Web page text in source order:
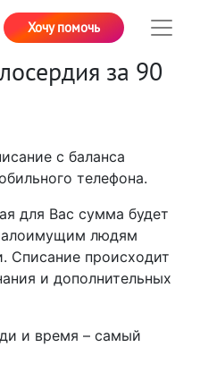
Хочу помочь
за 90
с баланса
телефона.
для Вас сумма будет
людям
Списание происходит
и дополнительных
и время – самый